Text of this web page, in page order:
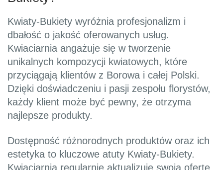
Kwiaty-Bukiety wyróżnia profesjonalizm i
dbałość o jakość oferowanych usług.
Kwiaciarnia angażuje się w tworzenie
unikalnych kompozycji kwiatowych, które
przyciągają klientów z Borowa i całej Polski.
Dzięki doświadczeniu i pasji zespołu florystów,
każdy klient może być pewny, że otrzyma
najlepsze produkty.
Dostępność różnorodnych produktów oraz ich
estetyka to kluczowe atuty Kwiaty-Bukiety.
Kwiaciarnia regularnie aktualizuje swoją ofertę,